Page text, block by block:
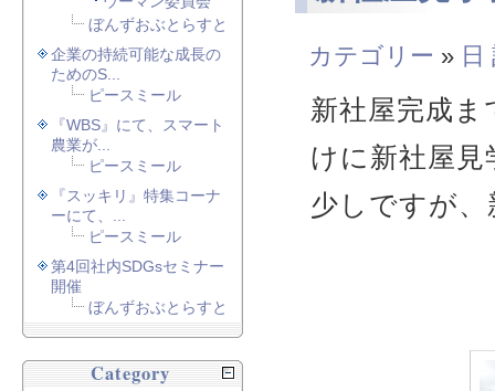
カテゴリー » 日
新社屋完成
けに新社屋
少しですが
ぼんずおぶとらすと
企業の持続可能な成長の
ためのS...
ピースミール
『WBS』にて、スマート
農業が...
ピースミール
『スッキリ』特集コーナ
ーにて、...
ピースミール
第4回社内SDGsセミナー
開催
ぼんずおぶとらすと
Category